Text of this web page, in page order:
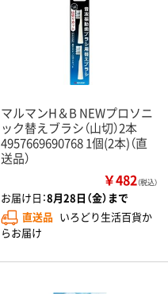
マルマンH＆B NEWプロソニ
ック替えブラシ（山切）2本
4957669690768 1個(2本)（直
送品）
￥482（税込）
お届け日：8月28日（金）まで
直送品 いろどり生活百貨か
らお届け